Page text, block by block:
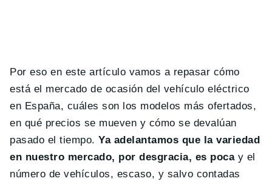
Por eso en este artículo vamos a repasar cómo
está el mercado de ocasión del vehículo eléctrico
en España, cuáles son los modelos más ofertados,
en qué precios se mueven y cómo se devalúan
pasado el tiempo.Ya adelantamos que la variedad
en nuestro mercado, por desgracia, es pocay el
número de vehículos, escaso, y salvo contadas